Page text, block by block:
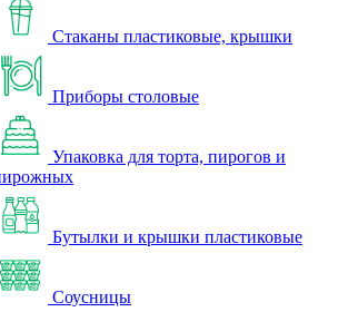
Стаканы пластиковые, крышки
Приборы столовые
Упаковка для торта, пирогов и
Бутылки и крышки пластиковые
Соусницы